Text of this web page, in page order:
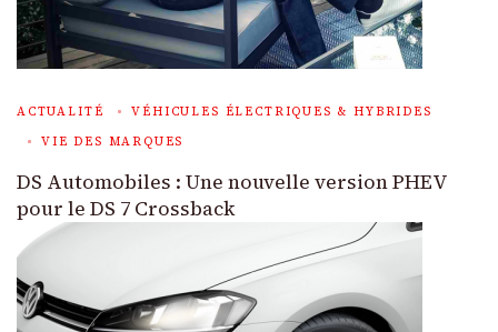
ACTUALITÉ
VÉHICULES ÉLECTRIQUES & HYBRIDES
VIE DES MARQUES
DS Automobiles : Une nouvelle version PHEV
pour le DS 7 Crossback